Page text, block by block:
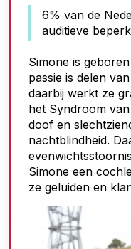
o
e
g
a
n
g
6% van de
auditieve
Simone is
passie is delen
daarbij werkt ze
het Syndroom
doof en
nachtblindheid.
Simone een
ze geluiden en